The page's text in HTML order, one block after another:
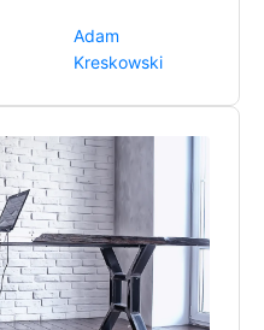
Adam
Kreskowski